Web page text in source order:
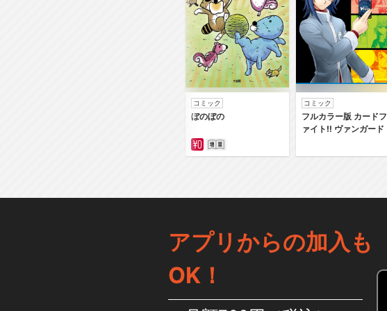
コミック
ぼのぼの
コミック
フルカラー版 カードフ
ァイト‼ ヴァンガード
アプリからの加入も
OK！